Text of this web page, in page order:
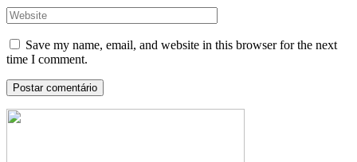
Save my name, email, and website in this browser for the next
time I comment.